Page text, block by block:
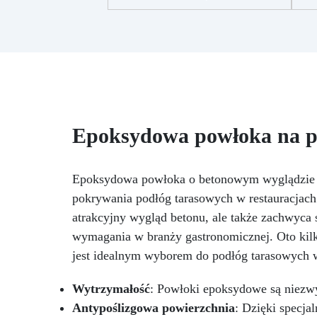
Zapewnia trwałe, jednolite i
samopoziomująca bezpośrednio
na powierzchnię.
Doskonała
uszkodzonych powierzchni.
Możliwość pełnego barwienia –
dowolny pigment według
potrzeb.
Odporna na ścieranie
i przejezdna (z poliuretanowym
wykończeniem odpornym na
schnięcie – cały cykl aplikacji w
ciągu jednego dnia.
Epoksydowa powłoka na
Epoksydowa powłoka o betonowym
pokrywania podłóg tarasowych w
atrakcyjny wygląd betonu, ale także
wymagania w branży gastronomicznej. Oto
jest idealnym wyborem do podłóg tarasowych
Wytrzymałość: Powłoki epoksydowe są
Antypoślizgowa powierzchnia: Dzięki